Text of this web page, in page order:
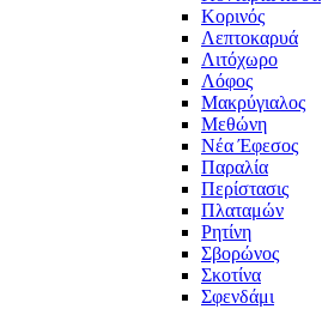
Κορινός
Λεπτοκαρυά
Λιτόχωρο
Λόφος
Μακρύγιαλος
Μεθώνη
Νέα Έφεσος
Παραλία
Περίστασις
Πλαταμών
Ρητίνη
Σβορώνος
Σκοτίνα
Σφενδάμι